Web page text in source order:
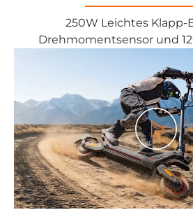
250W Leichtes Klapp-
Drehmomentsensor und
Play